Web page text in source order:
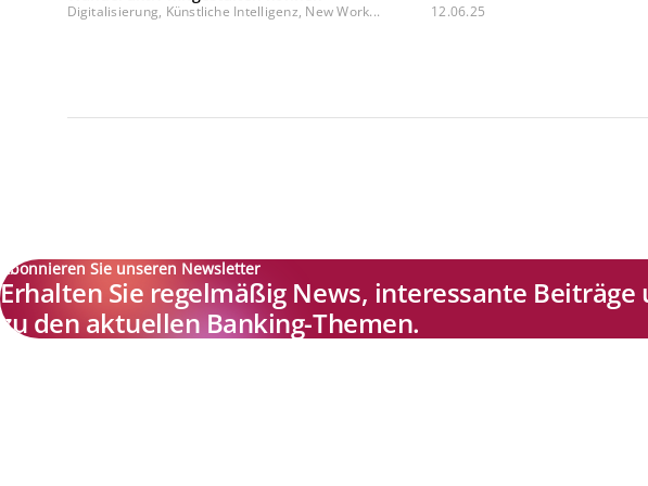
Digitalisierung, Künstliche Intelligenz, New Work... 12.06.25
Abonnieren Sie unseren Newsletter
Erhalten Sie regelmäßig News, interessante
zu den aktuellen Banking-Themen.